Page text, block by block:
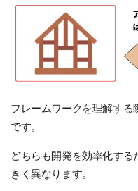
フレームワークを理解する
です。
どちらも開発を効率化す
きく異なります。